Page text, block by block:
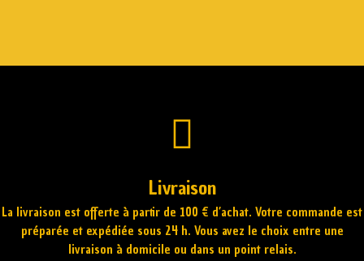
Livraison
La livraison est offerte à partir de 100 € d’achat. Votre commande est
préparée et expédiée sous 24 h. Vous avez le choix entre une
livraison à domicile ou dans un point relais.